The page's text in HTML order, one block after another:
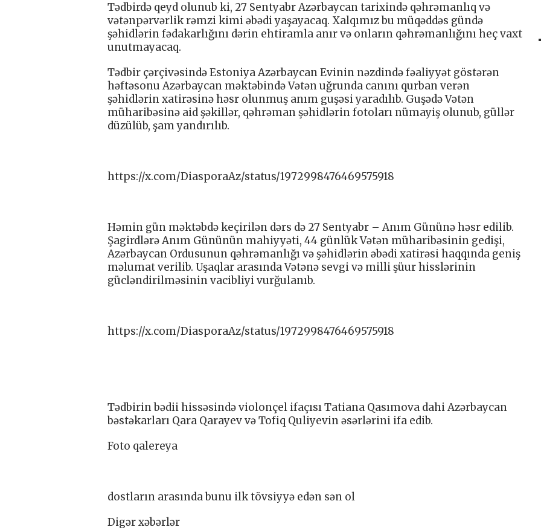
Tədbirdə qeyd olunub ki, 27 Sentyabr Azərbaycan tarixində qəhrəmanlıq və
vətənpərvərlik rəmzi kimi əbədi yaşayacaq. Xalqımız bu müqəddəs gündə
şəhidlərin fədakarlığını dərin ehtiramla anır və onların qəhrəmanlığını heç vaxt
unutmayacaq.
Tədbir çərçivəsində Estoniya Azərbaycan Evinin nəzdində fəaliyyət göstərən
həftəsonu Azərbaycan məktəbində Vətən uğrunda canını qurban verən
şəhidlərin xatirəsinə həsr olunmuş anım guşəsi yaradılıb. Guşədə Vətən
müharibəsinə aid şəkillər, qəhrəman şəhidlərin fotoları nümayiş olunub, güllər
düzülüb, şam yandırılıb.
https://x.com/DiasporaAz/status/1972998476469575918
Həmin gün məktəbdə keçirilən dərs də 27 Sentyabr – Anım Gününə həsr edilib.
Şagirdlərə Anım Gününün mahiyyəti, 44 günlük Vətən müharibəsinin gedişi,
Azərbaycan Ordusunun qəhrəmanlığı və şəhidlərin əbədi xatirəsi haqqında geniş
məlumat verilib. Uşaqlar arasında Vətənə sevgi və milli şüur hisslərinin
gücləndirilməsinin vacibliyi vurğulanıb.
https://x.com/DiasporaAz/status/1972998476469575918
Tədbirin bədii hissəsində violonçel ifaçısı Tatiana Qasımova dahi Azərbaycan
bəstəkarları Qara Qarayev və Tofiq Quliyevin əsərlərini ifa edib.
Foto qalereya
dostların arasında bunu ilk tövsiyyə edən sən ol
Digər xəbərlər